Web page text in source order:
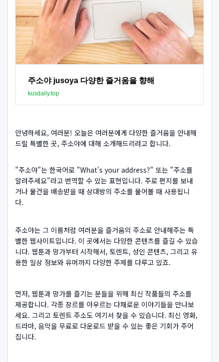
주소야 jusoya 다양한 즐거움을 향해
kusdaily.top
안녕하세요, 여러분! 오늘은 여러분에게 다양한 즐거움을 안내해
드릴 특별한 곳, 주소야에 대해 소개해드리려고 합니다.
"주소야"는 한국어로 "What's your address?" 또는 "주소를
알려주세요"라고 번역할 수 있는 표현입니다. 주로 편지를 보내
거나 물건을 배송받을 때 상대방의 주소를 물어볼 때 사용됩니
다.
주소야는 그 이름처럼 여러분을 즐거움의 주소로 안내해주는 특
별한 웹사이트입니다. 이 곳에서는 다양한 콘텐츠를 즐길 수 있습
니다. 웹툰과 망가부터 시작해서, 토렌트, 성인 콘텐츠, 그리고 유
용한 일상 정보와 유머까지 다양한 주제를 다루고 있죠.
먼저, 웹툰과 망가를 즐기는 분들을 위해 최신 작품들의 주소를
제공합니다. 각종 장르를 아우르는 다채로운 이야기들을 만나보
세요. 그리고 토렌트 주소도 여기서 찾을 수 있습니다. 최신 영화,
드라마, 음악을 무료로 다운로드 받을 수 있는 좋은 기회가 주어
집니다.